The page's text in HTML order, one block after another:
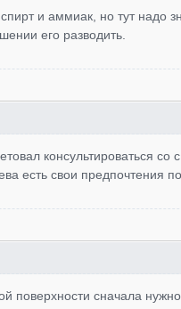
и аммиак, но тут надо
его разводить.
консультироваться
есть свои предпочтения
сначала